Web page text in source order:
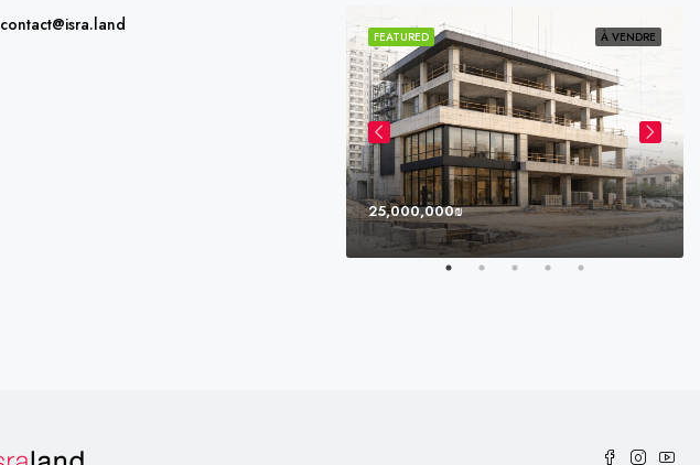
contact@isra.land
À VENDRE
FEATURED
25,000,000₪